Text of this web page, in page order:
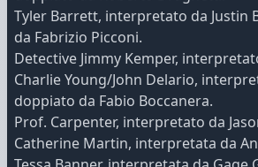
Tyler Barrett, interpretato da Justin
da Fabrizio Picconi.
Detective Jimmy Kemper,
Charlie Young/John Delario,
doppiato da Fabio Boccanera.
Prof. Carpenter, interpretato da
Catherine Martin, interpretata da